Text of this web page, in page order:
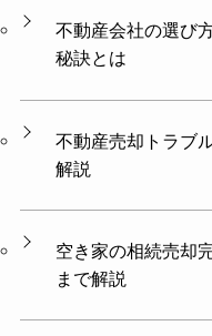
不動産会社の選び
秘訣とは
不動産売却トラブ
解説
空き家の相続売却
まで解説